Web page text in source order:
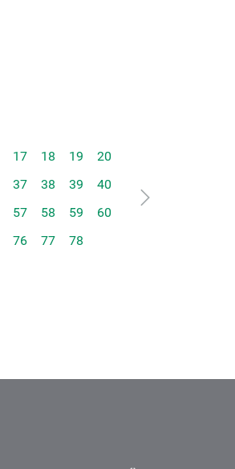
17 18 19
20
37 38 39
40
57 58 59
60
76 77 78